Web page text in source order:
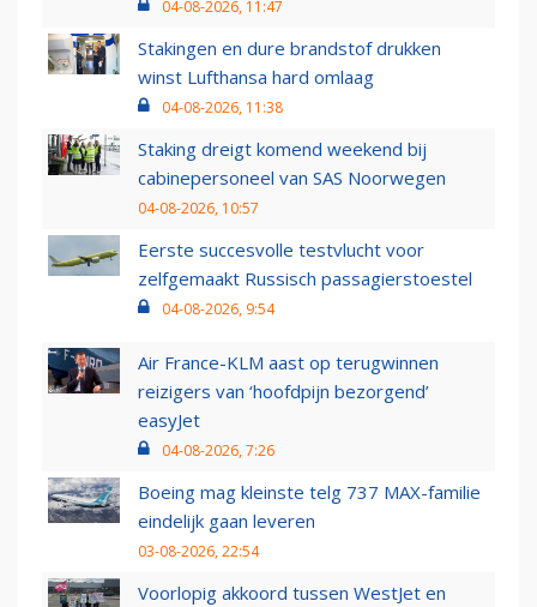
04-08-2026, 11:47
Stakingen en dure brandstof drukken
winst Lufthansa hard omlaag
04-08-2026, 11:38
Staking dreigt komend weekend bij
cabinepersoneel van SAS Noorwegen
04-08-2026, 10:57
Eerste succesvolle testvlucht voor
zelfgemaakt Russisch passagierstoestel
04-08-2026, 9:54
Air France-KLM aast op terugwinnen
reizigers van ‘hoofdpijn bezorgend’
easyJet
04-08-2026, 7:26
Boeing mag kleinste telg 737 MAX-familie
eindelijk gaan leveren
03-08-2026, 22:54
Voorlopig akkoord tussen WestJet en